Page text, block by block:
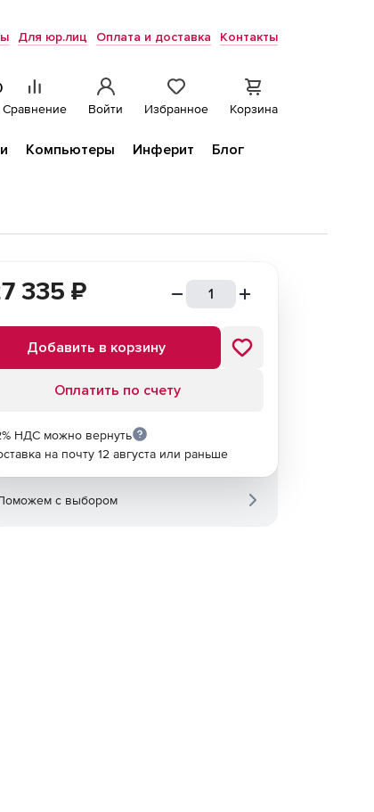
Для юр.лиц Оплата и доставка Контакты
Сравнение Войти Избранное Корзина
Компьютеры Инферит
Блог
335 ₽
Добавить в корзину
Оплатить по счету
НДС можно вернуть
на почту 12 августа или раньше
с выбором